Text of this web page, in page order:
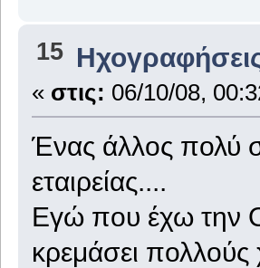
15
« στις: 06/10/08,
Ένας άλλος πολύ
εταιρείας....
Εγώ που έχω την
κρεμάσει